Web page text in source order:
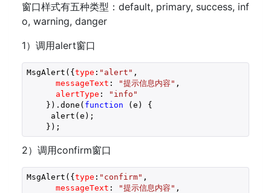
窗口样式有五种类型：default, primary, success, inf
o, warning, danger
1）调用alert窗口
MsgAlert({type : "alert" ,
messageText : "提示信息内容" ,
alertType :
"info"
    }).done(
function (e ) {
     alert(e);
    });
2）调用confirm窗口
MsgAlert({type : "confirm" ,
messageText : "提示信息内容" ,